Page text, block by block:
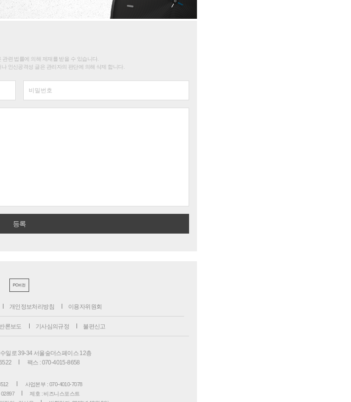
련 법률에 의해 제재를 받을 수 있습니다.
인신공격성 글은 관리자의 판단에 의해 삭제 합니다.
PC버전
개인정보처리방침 이용자위원회
론보도 기사심의규정 불편신고
일로 39-34 서울숲더스페이스 12층
팩스 : 070-4015-8658
사업본부 : 070-4010-7078
제호 : 비즈니스포스트